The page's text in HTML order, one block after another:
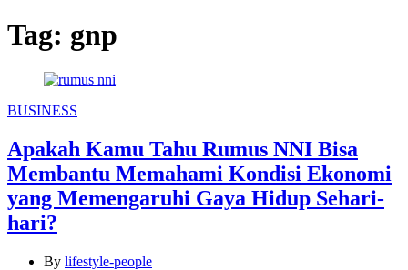
Tag: gnp
Categories
BUSINESS
Apakah Kamu Tahu Rumus NNI Bisa
Membantu Memahami Kondisi Ekonomi
yang Memengaruhi Gaya Hidup Sehari-
hari?
By lifestyle-people